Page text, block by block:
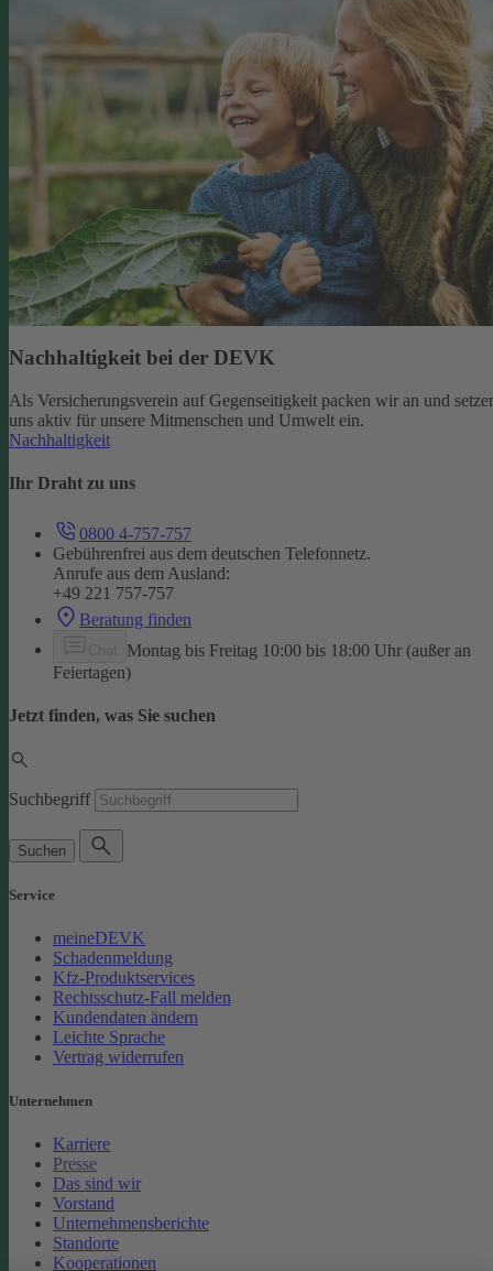
Nachhaltigkeit bei der DEVK
Als Versicherungsverein auf Gegenseitigkeit packen wir an und
uns aktiv für unsere Mitmenschen und Umwelt ein.
Nachhaltigkeit
Ihr Draht zu uns
0800 4-757-757
Gebührenfrei aus dem deutschen Telefonnetz.
Anrufe aus dem Ausland:
+49 221 757-757
Beratung finden
Montag bis Freitag 10:00 bis 18:00 Uhr (außer an
Feiertagen)
Jetzt finden, was Sie suchen
Suchbegriff
Suchen
Service
meineDEVK
Schadenmeldung
Kfz-Produktservices
Rechtsschutz-Fall melden
Kundendaten ändern
Leichte Sprache
Vertrag widerrufen
Unternehmen
Karriere
Presse
Das sind wir
Vorstand
Unternehmensberichte
Standorte
Kooperationen